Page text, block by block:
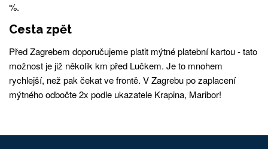
%.
Cesta zpět
Před Zagrebem doporučujeme platit mýtné platební kartou - tato
možnost je již několik km před Lučkem. Je to mnohem
rychlejší, než pak čekat ve frontě. V Zagrebu po zaplacení
mýtného odbočte 2x podle ukazatele Krapina, Maribor!